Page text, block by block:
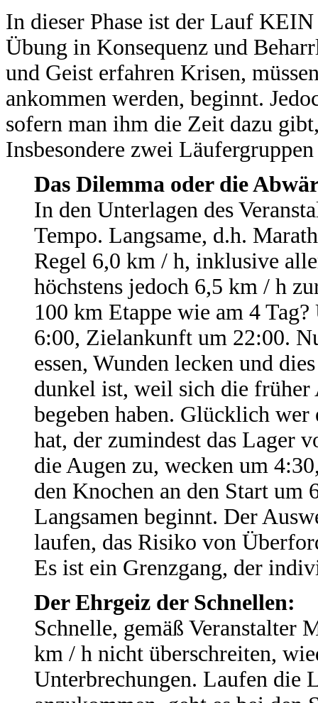
In dieser Phase ist der Lauf
Übung in Konsequenz und
und Geist erfahren Krisen,
ankommen werden, beginnt.
sofern man ihm die Zeit dazu
Insbesondere zwei
Das Dilemma oder die
In den Unterlagen des
Tempo. Langsame, d.h.
Regel 6,0 km / h, inklusive
höchstens jedoch 6,5 km / h
100 km Etappe wie am 4
6:00, Zielankunft um 22:00.
essen, Wunden lecken und
dunkel ist, weil sich die früher
begeben haben. Glücklich
hat, der zumindest das Lager
die Augen zu, wecken um
den Knochen an den Start um
Langsamen beginnt. Der
laufen, das Risiko von
Es ist ein Grenzgang, der
Der Ehrgeiz der Schnellen:
Schnelle, gemäß Veranstalter
km / h nicht überschreiten,
Unterbrechungen. Laufen die